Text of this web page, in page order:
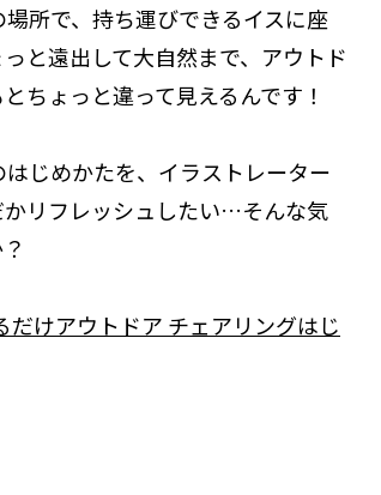
所で、持ち運びできるイスに座
と遠出して大自然まで、アウトド
ちょっと違って見えるんです！
じめかたを、イラストレーター
リフレッシュしたい…そんな気
だけアウトドア チェアリングはじ